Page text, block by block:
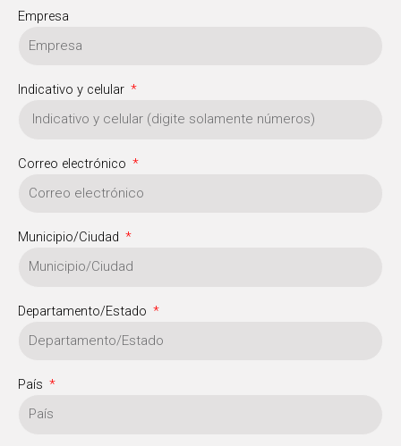
Empresa
Indicativo y celular
Correo electrónico
Municipio/Ciudad
Departamento/Estado
País